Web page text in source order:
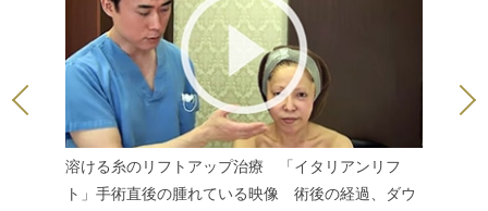
溶ける糸のリフトアップ治療 「 イタリアンリフ
ト 」手術直後の腫れている映像 術後の経過、ダウ